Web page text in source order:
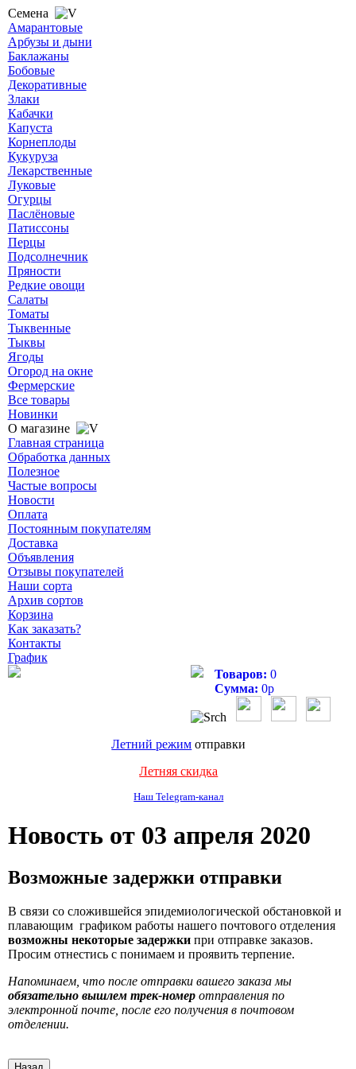
Семена
Амарантовые
Арбузы и дыни
Баклажаны
Бобовые
Декоративные
Злаки
Кабачки
Капуста
Корнеплоды
Кукуруза
Лекарственные
Луковые
Огурцы
Паслёновые
Патиссоны
Перцы
Подсолнечник
Пряности
Редкие овощи
Салаты
Томаты
Тыквенные
Тыквы
Ягоды
Огород на окне
Фермерские
Все товары
Новинки
О магазине
Главная страница
Обработка данных
Полезное
Частые вопросы
Новости
Оплата
Постоянным покупателям
Доставка
Объявления
Отзывы покупателей
Наши сорта
Архив сортов
Корзина
Как заказать?
Контакты
График
Товаров: 0
Сумма: 0р
Летний режим отправки
Летняя скидка
Наш Telegram-канал
Новость от 03 апреля 2020
Возможные задержки отправки
В связи со сложившейся эпидемиологической обстановкой и
плавающим графиком работы нашего почтового отделения
возможны некоторые задержкипри отправке заказов.
Просим отнестись с понимаем и проявить терпение.
Напоминаем, что после отправки вашего заказа мы
обязательно вышлем трек-номеротправления по
электронной почте, после его получения в почтовом
отделении.